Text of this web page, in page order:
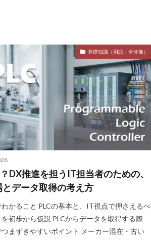
基礎知識（用語・全体像）
DX推進を担うIT担当者のための、
データ取得の考え方
わかること PLCの基本と、IT視点で押さえるべ
初歩から仮説 PLCからデータを取得する際
まずきやすいポイント メーカー混在・古い